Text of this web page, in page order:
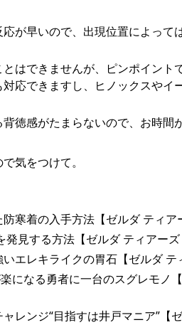
が早いので、出現位置によって
はできませんが、ピンポイント
応できますし、ヒノックスやイ
徳感がたまらないので、お時間
気をつけて。
寒着の入手方法【ゼルダ ティア
見する方法【ゼルダ ティアーズ
エレキライクの胃石【ゼルダ テ
になる勇者に一台のスグレモノ
レンジ“目指すは井戸マニア”【